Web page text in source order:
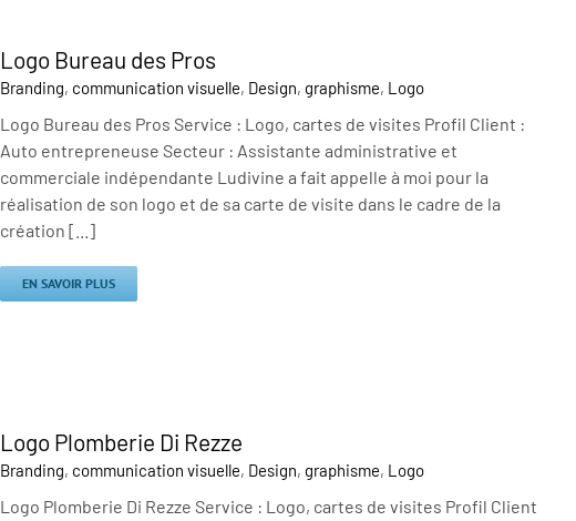
Logo Bureau des Pros
Branding, communication visuelle, Design, graphisme, Logo
Logo Bureau des Pros Service : Logo, cartes de visites Profil Client :
Auto entrepreneuse Secteur : Assistante administrative et
commerciale indépendante Ludivine a fait appelle à moi pour la
réalisation de son logo et de sa carte de visite dans le cadre de la
création [...]
EN SAVOIR PLUS
Logo Plomberie Di Rezze
Branding, communication visuelle, Design, graphisme, Logo
Logo Plomberie Di Rezze Service : Logo, cartes de visites Profil Client